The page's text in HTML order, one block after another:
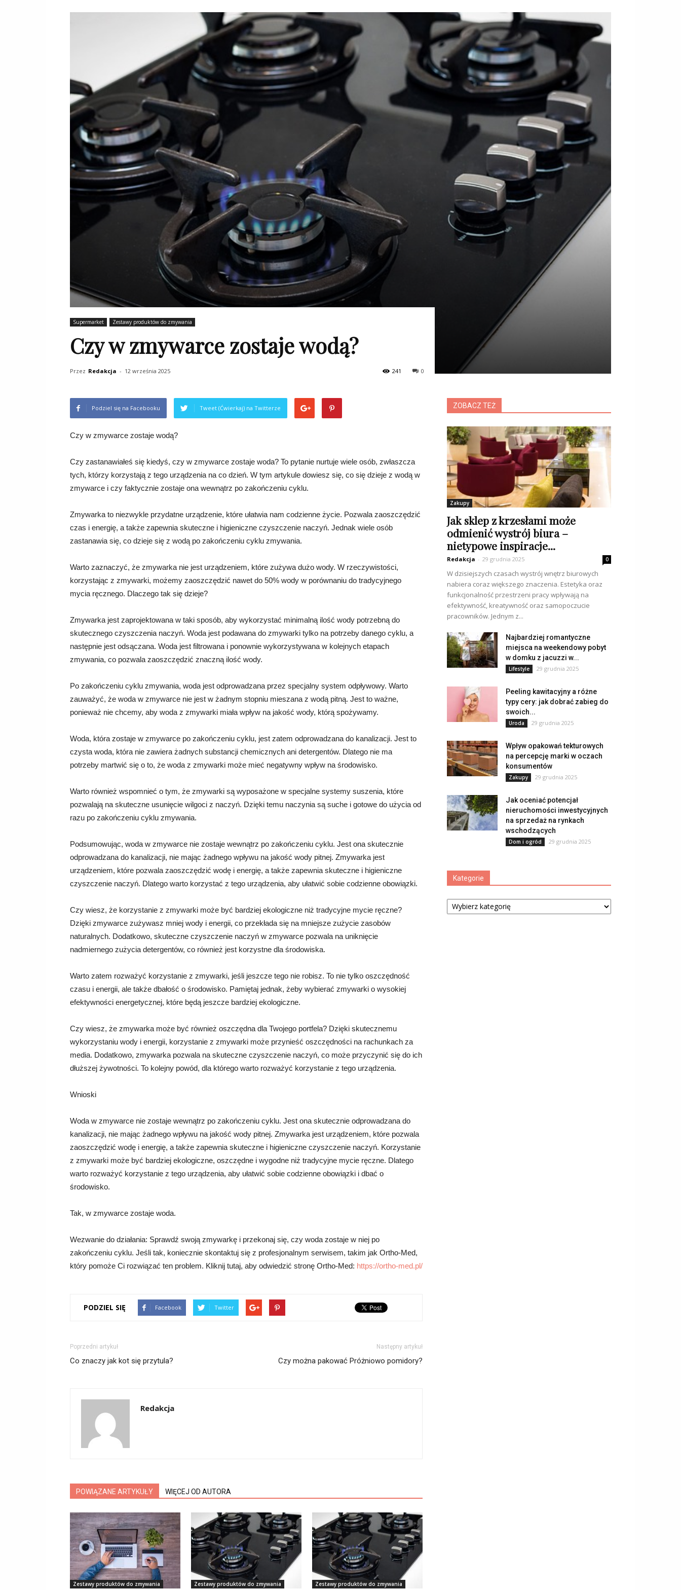
Supermarket Zestawy produktów do zmywania
Czy w zmywarce zostaje wodą?
Przez Redakcja - 12 września 2025 0
241
Podziel się na Facebooku Tweet (Ćwierkaj) na Twitterze
Czy w zmywarce zostaje wodą?
Czy zastanawiałeś się kiedyś, czy w zmywarce zostaje woda? To pytanie nurtuje wiele osób, zwłaszcza
tych, którzy korzystają z tego urządzenia na co dzień. W tym artykule dowiesz się, co się dzieje z wodą w
zmywarce i czy faktycznie zostaje ona wewnątrz po zakończeniu cyklu.
Zmywarka to niezwykle przydatne urządzenie, które ułatwia nam codzienne życie. Pozwala zaoszczędzić
czas i energię, a także zapewnia skuteczne i higieniczne czyszczenie naczyń. Jednak wiele osób
zastanawia się, co dzieje się z wodą po zakończeniu cyklu zmywania.
Warto zaznaczyć, że zmywarka nie jest urządzeniem, które zużywa dużo wody. W rzeczywistości,
korzystając z zmywarki, możemy zaoszczędzić nawet do 50% wody w porównaniu do tradycyjnego
mycia ręcznego. Dlaczego tak się dzieje?
Zmywarka jest zaprojektowana w taki sposób, aby wykorzystać minimalną ilość wody potrzebną do
skutecznego czyszczenia naczyń. Woda jest podawana do zmywarki tylko na potrzeby danego cyklu, a
następnie jest odsączana. Woda jest filtrowana i ponownie wykorzystywana w kolejnych etapach
zmywania, co pozwala zaoszczędzić znaczną ilość wody.
Po zakończeniu cyklu zmywania, woda jest odprowadzana przez specjalny system odpływowy. Warto
zauważyć, że woda w zmywarce nie jest w żadnym stopniu mieszana z wodą pitną. Jest to ważne,
ponieważ nie chcemy, aby woda z zmywarki miała wpływ na jakość wody, którą spożywamy.
Woda, która zostaje w zmywarce po zakończeniu cyklu, jest zatem odprowadzana do kanalizacji. Jest to
czysta woda, która nie zawiera żadnych substancji chemicznych ani detergentów. Dlatego nie ma
potrzeby martwić się o to, że woda z zmywarki może mieć negatywny wpływ na środowisko.
Warto również wspomnieć o tym, że zmywarki są wyposażone w specjalne systemy suszenia, które
pozwalają na skuteczne usunięcie wilgoci z naczyń. Dzięki temu naczynia są suche i gotowe do użycia od
razu po zakończeniu cyklu zmywania.
Podsumowując, woda w zmywarce nie zostaje wewnątrz po zakończeniu cyklu. Jest ona skutecznie
odprowadzana do kanalizacji, nie mając żadnego wpływu na jakość wody pitnej. Zmywarka jest
urządzeniem, które pozwala zaoszczędzić wodę i energię, a także zapewnia skuteczne i higieniczne
czyszczenie naczyń. Dlatego warto korzystać z tego urządzenia, aby ułatwić sobie codzienne obowiązki.
Czy wiesz, że korzystanie z zmywarki może być bardziej ekologiczne niż tradycyjne mycie ręczne?
Dzięki zmywarce zużywasz mniej wody i energii, co przekłada się na mniejsze zużycie zasobów
naturalnych. Dodatkowo, skuteczne czyszczenie naczyń w zmywarce pozwala na uniknięcie
nadmiernego zużycia detergentów, co również jest korzystne dla środowiska.
Warto zatem rozważyć korzystanie z zmywarki, jeśli jeszcze tego nie robisz. To nie tylko oszczędność
czasu i energii, ale także dbałość o środowisko. Pamiętaj jednak, żeby wybierać zmywarki o wysokiej
efektywności energetycznej, które będą jeszcze bardziej ekologiczne.
Czy wiesz, że zmywarka może być również oszczędna dla Twojego portfela? Dzięki skutecznemu
wykorzystaniu wody i energii, korzystanie z zmywarki może przynieść oszczędności na rachunkach za
media. Dodatkowo, zmywarka pozwala na skuteczne czyszczenie naczyń, co może przyczynić się do ich
dłuższej żywotności. To kolejny powód, dla którego warto rozważyć korzystanie z tego urządzenia.
Wnioski
Woda w zmywarce nie zostaje wewnątrz po zakończeniu cyklu. Jest ona skutecznie odprowadzana do
kanalizacji, nie mając żadnego wpływu na jakość wody pitnej. Zmywarka jest urządzeniem, które pozwala
zaoszczędzić wodę i energię, a także zapewnia skuteczne i higieniczne czyszczenie naczyń. Korzystanie
z zmywarki może być bardziej ekologiczne, oszczędne i wygodne niż tradycyjne mycie ręczne. Dlatego
warto rozważyć korzystanie z tego urządzenia, aby ułatwić sobie codzienne obowiązki i dbać o
środowisko.
Tak, w zmywarce zostaje woda.
Wezwanie do działania: Sprawdź swoją zmywarkę i przekonaj się, czy woda zostaje w niej po
zakończeniu cyklu. Jeśli tak, koniecznie skontaktuj się z profesjonalnym serwisem, takim jak Ortho-Med,
który pomoże Ci rozwiązać ten problem. Kliknij tutaj, aby odwiedzić stronę Ortho-Med: https://ortho-med.pl/
PODZIEL SIĘ Facebook Twitter
Poprzedni artykuł
Co znaczy jak kot się przytula?
Następny artykuł
Czy można pakować Próżniowo pomidory?
Redakcja
POWIĄZANE ARTYKUŁY WIĘCEJ OD AUTORA
Zestawy produktów do zmywania Zestawy produktów do zmywania Zestawy produktów do zmywania
ZOBACZ TEŻ
Zakupy
Jak sklep z krzesłami może
odmienić wystrój biura –
nietypowe inspiracje...
Redakcja - 29 grudnia 2025 0
W dzisiejszych czasach wystrój wnętrz biurowych
nabiera coraz większego znaczenia. Estetyka oraz
funkcjonalność przestrzeni pracy wpływają na
efektywność, kreatywność oraz samopoczucie
pracowników. Jednym z...
Najbardziej romantyczne
miejsca na weekendowy pobyt
w domku z jacuzzi w...
Lifestyle 29 grudnia 2025
Peeling kawitacyjny a różne
typy cery: jak dobrać zabieg do
swoich...
Uroda 29 grudnia 2025
Wpływ opakowań tekturowych
na percepcję marki w oczach
konsumentów
Zakupy 29 grudnia 2025
Jak oceniać potencjał
nieruchomości inwestycyjnych
na sprzedaż na rynkach
wschodzących
Dom i ogród 29 grudnia 2025
Kategorie
Kategorie